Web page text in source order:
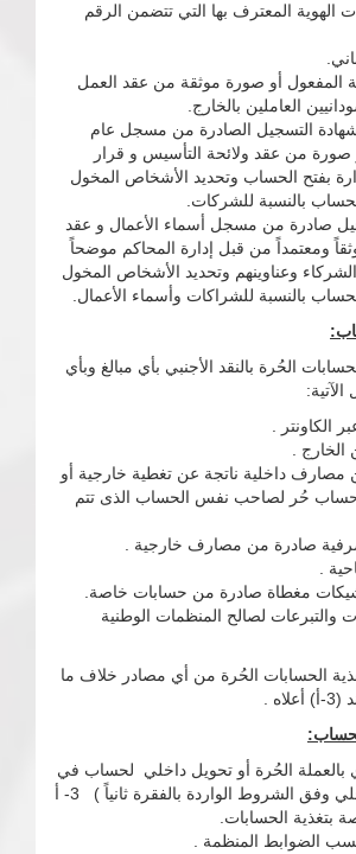
الهوية المعترف بها التي تتضمن الرقم
المفعول أو صورة موثقة من عقد العمل
العاملين بالخارج.
التسجيل الصادرة من مسجل عام
من عقد ولائحة التأسيس و قرار
بفتح الحساب وتحديد الأشخاص المخول
بالنسبة للشركات.
صادرة من مسجل أسماء الأعمال و عقد
ومعتمداً من قبل إدارة المحاكم موضحاً
وعناوينهم وتحديد الأشخاص المخول
بالنسبة للشراكات وأسماء الأعمال.
الحُرة بالنقد الأجنبي بأي مبالغ وبأي
الكاونتر .
.
مصارف داخلية ناتجة عن تغطية خارجية أو
حُر لصاحب نفس الحساب الذى تتم
صادرة من مصارف خارجية .
.
مغطاة صادرة من حسابات خاصة.
والتبرعات لصالح المنظمات الوطنية
الحسابات الحُرة من أي مصادر خلاف ما
.
:
الحُرة أو تحويل داخلي لحساب في
مصرف محلي وفق الشروط الواردة بالفقرة ثانياً ) 3- أ
الضوابط المنظمة .